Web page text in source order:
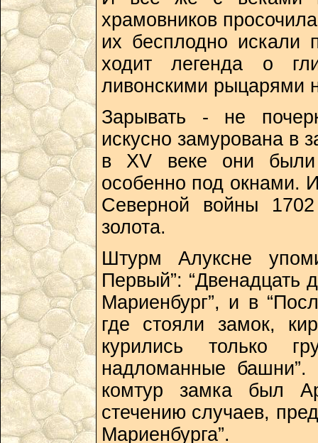
храмовников
их бесплодно
ходит легенда о
ливонскими рыцарями
Зарывать - не
искусно замурована в
в XV веке они
особенно под окнами.
Северной войны
золота.
Штурм Алуксне
Первый”: “Двенадцать
Мариенбург”, и в
где стояли замок,
курились только
надломанные
комтур замка был
стечению случаев,
Мариенбурга”.